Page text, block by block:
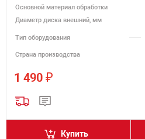
Основной материал обработки
Диаметр диска внешний, мм
Тип оборудования
Страна производства
1 490 ₽
Купить